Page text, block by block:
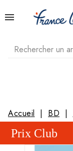
Accueil BD